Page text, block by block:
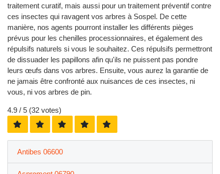
traitement curatif, mais aussi pour un traitement préventif contre
ces insectes qui ravagent vos arbres à Sospel. De cette
manière, nos agents pourront installer les différents pièges
prévus pour les chenilles processionnaires, et également des
répulsifs naturels si vous le souhaitez. Ces répulsifs permettront
de dissuader les papillons afin qu'ils ne puissent pas pondre
leurs œufs dans vos arbres. Ensuite, vous aurez la garantie de
ne jamais être confronté aux nuisances de ces insectes, ni
vous, ni vos arbres de pin.
4.9 / 5 (32 votes)
Antibes 06600